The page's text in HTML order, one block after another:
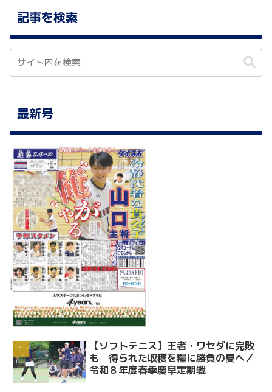
記事を検索
最新号
【ソフトテニス】王者・ワセダに完敗
も 得られた収穫を糧に勝負の夏へ／
令和８年度春季慶早定期戦